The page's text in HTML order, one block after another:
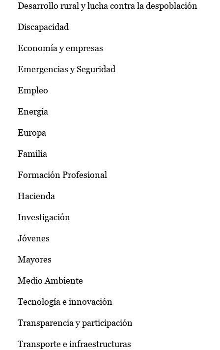
Desarrollo rural y lucha contra la despoblación
Discapacidad
Economía y empresas
Emergencias y Seguridad
Empleo
Energía
Europa
Familia
Formación Profesional
Hacienda
Investigación
Jóvenes
Mayores
Medio Ambiente
Tecnología e innovación
Transparencia y participación
Transporte e infraestructuras